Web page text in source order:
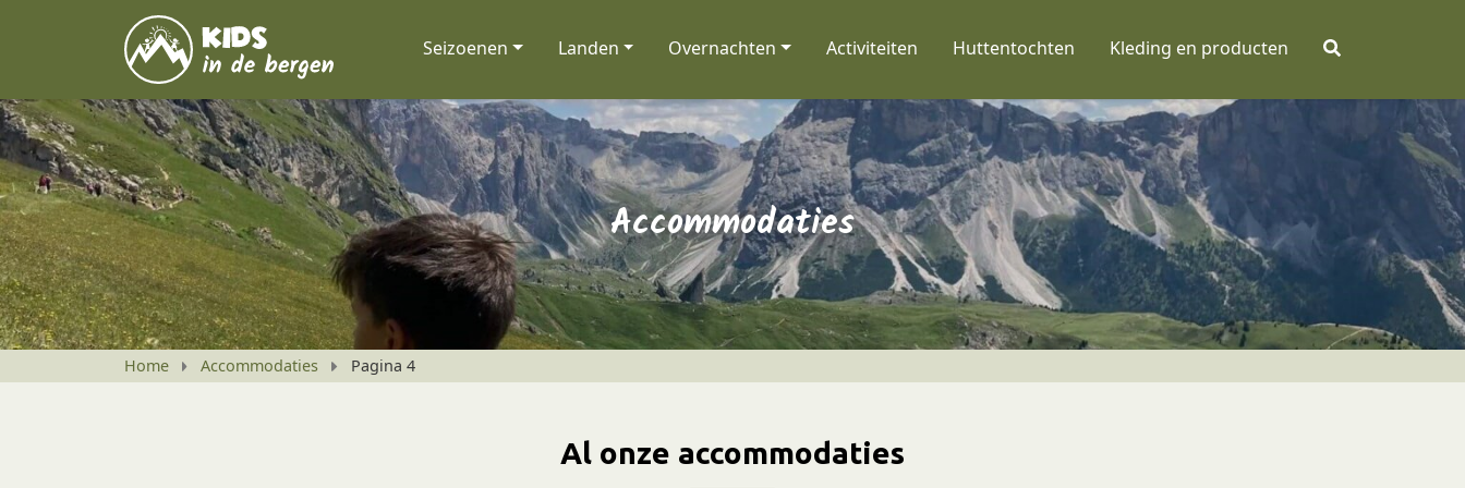
Seizoenen Landen Overnachten Activiteiten Huttentochten Kleding en producten
Accommodaties
Home Accommodaties Pagina 4
Al onze accommodaties